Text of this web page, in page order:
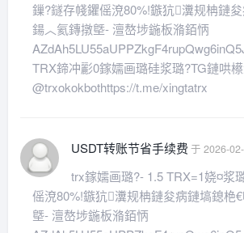
鏁?鐩存帴鑺傜渷80%!鏃犺瀵规柟鏈
鍚︿氦鏄撴墍- 澶嶅埗鍦板潃銆怲
TRX鍗冲彲0鎵嬬画璐硅浆璐?TG鏈哄
@trxokokbothttps://t.me/xingtatrx
USDT转账节省手续费 于 2026-
trx鎵嬬画璐?- 1.5 TRX=1娆¤浆
傜渷80%!鏃犺瀵规柟鏈夋病鏈塙鎴栬
墍- 澶嶅埗鍦板潃銆怲